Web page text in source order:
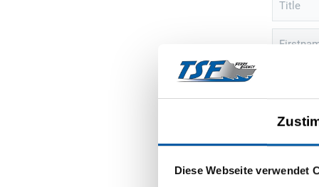
Diese Webseite verwendet
Title
ZIP